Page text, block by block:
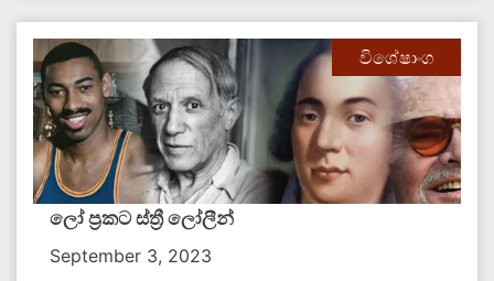
විශේෂාංග
ලෝ ප්‍රකට ස්ත්‍රී ලෝලීන්
September 3, 2023